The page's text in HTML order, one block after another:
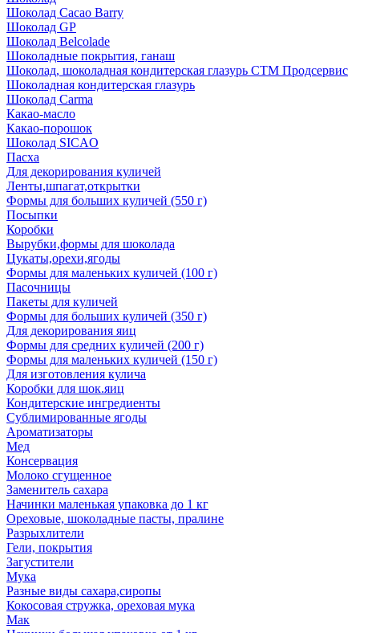
Шоколад Cacao Barry
Шоколад GP
Шоколад Belcolade
Шоколадные покрытия, ганаш
Шоколад, шоколадная кондитерская глазурь СТМ Продсервис
Шоколадная кондитерская глазурь
Шоколад Carma
Какао-масло
Какао-порошок
Шоколад SICAO
Пасха
Для декорирования куличей
Ленты,шпагат,открытки
Формы для больших куличей (550 г)
Посыпки
Коробки
Вырубки,формы для шоколада
Цукаты,орехи,ягоды
Формы для маленьких куличей (100 г)
Пасочницы
Пакеты для куличей
Формы для больших куличей (350 г)
Для декорирования яиц
Формы для средних куличей (200 г)
Формы для маленьких куличей (150 г)
Для изготовления кулича
Коробки для шок.яиц
Кондитерские ингредиенты
Сублимированные ягоды
Ароматизаторы
Мед
Консервация
Молоко сгущенное
Заменитель сахара
Начинки маленькая упаковка до 1 кг
Ореховые, шоколадные пасты, пралине
Разрыхлители
Гели, покрытия
Загустители
Мука
Разные виды сахара,сиропы
Кокосовая стружка, ореховая мука
Мак